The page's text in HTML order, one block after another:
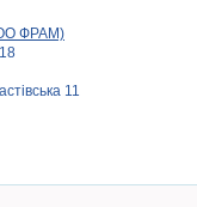
ФРАМ)
11